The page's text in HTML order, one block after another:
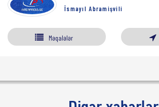
İsmayıl Abramişvili
Məqalələr